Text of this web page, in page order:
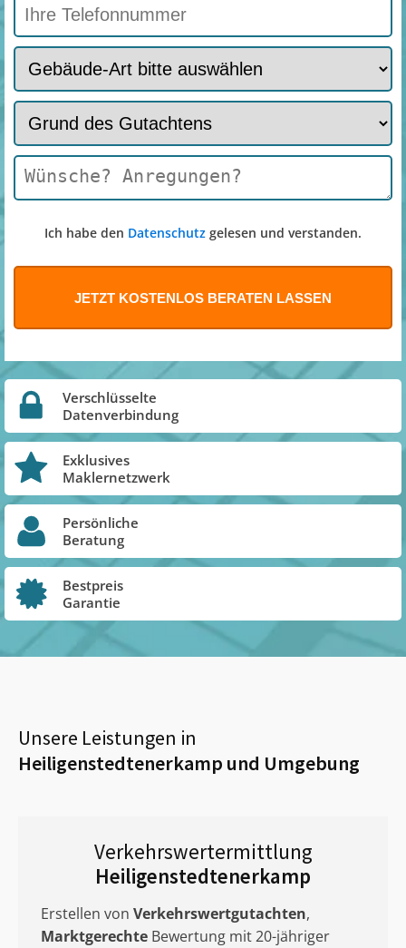
Ich habe den Datenschutz gelesen und verstanden.
Verschlüsselte
Datenverbindung
Exklusives
Maklernetzwerk
Persönliche
Beratung
Bestpreis
Garantie
Unsere Leistungen in
Heiligenstedtenerkamp und Umgebung
Verkehrswertermittlung
Heiligenstedtenerkamp
Erstellen von Verkehrswertgutachten,
Marktgerechte Bewertung mit 20-jähriger